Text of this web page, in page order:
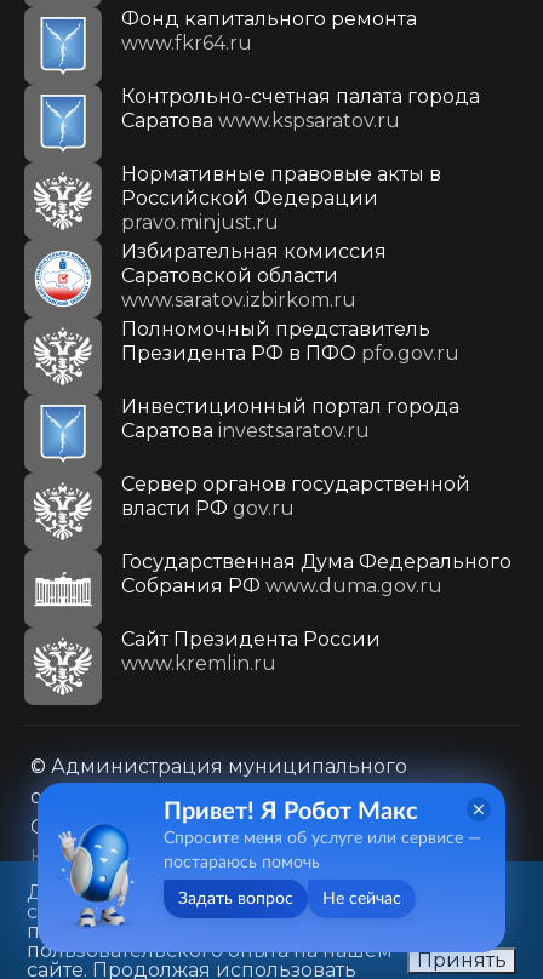
Фонд капитального ремонта
www.fkr64.ru
Контрольно-счетная палата города
Саратова www.kspsaratov.ru
Нормативные правовые акты в
Российской Федерации
pravo.minjust.ru
Избирательная комиссия
Саратовской области
www.saratov.izbirkom.ru
Полномочный представитель
Президента РФ в ПФО pfo.gov.ru
Инвестиционный портал города
Саратова investsaratov.ru
Сервер органов государственной
власти РФ gov.ru
Государственная Дума Федерального
Собрания РФ www.duma.gov.ru
Cайт Президента России
www.kremlin.ru
© Администрация муниципального
образования городского округа «Город
Саратов»
Контакты
Карта сайта
Политика в отношении обработки
персональных данных
410031, г. Саратов, ул. Первомайская, д. 78
Данный веб-сайт использует
cookie-файлы в целях
предоставления вам лучшего
пользовательского опыта на нашем
сайте. Продолжая использовать
Принять
Привет! Я Робот Макс
Спросите меня об услуге или сервисе —
постараюсь помочь
Задать вопрос Не сейчас